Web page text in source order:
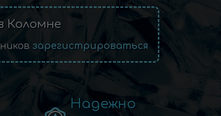
Коломне
зарегистрироваться
Надежно